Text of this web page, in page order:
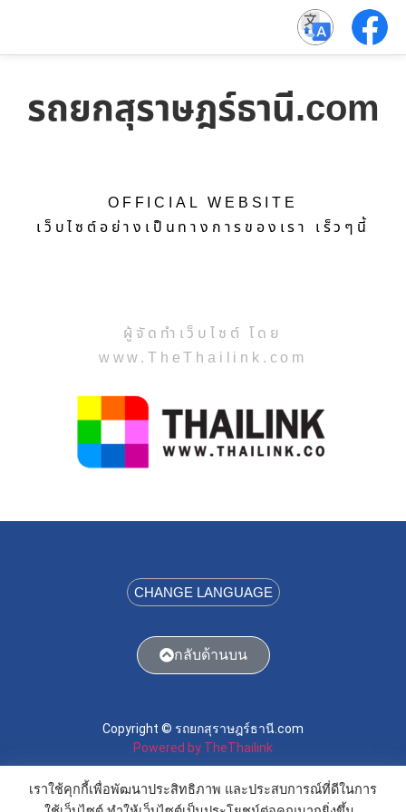
เราใช้คุกกี้เพื่อพัฒนาประสิทธิภาพ และประสบการณ์ที่ดีในการ
รถยกสุราษฎร์ธานี.com
OFFICIAL WEBSITE
เว็บไซต์อย่างเป็นทางการของเรา เร็วๆนี้
ผู้จัดทำเว็บไซต์ โดย
www.TheThailink.com
Copyright © รถยกสุราษฎร์ธานี.com
Powered by TheThailink
CHANGE LANGUAGE
กลับด้านบน